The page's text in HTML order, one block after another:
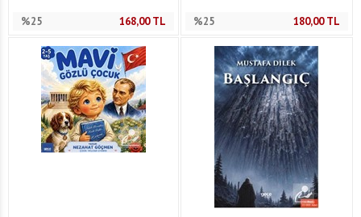
%25 168,00TL %25 180,00TL